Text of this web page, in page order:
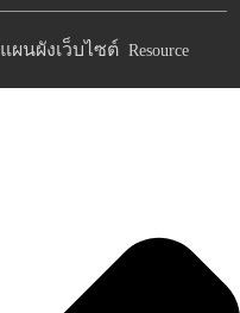
แผนผังเว็บไซต์ Resource